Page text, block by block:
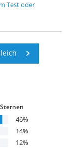
Test oder
46%
14%
12%